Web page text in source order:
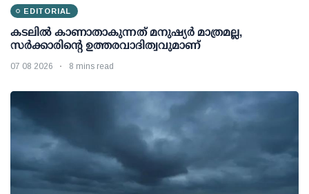
EDITORIAL
കടലിൽ കാണാതാകുന്നത് മനുഷ്യർ മാത്രമല്ല,
സർക്കാരിന്റെ ഉത്തരവാദിത്വവുമാണ്
07 08 2026 8 mins read